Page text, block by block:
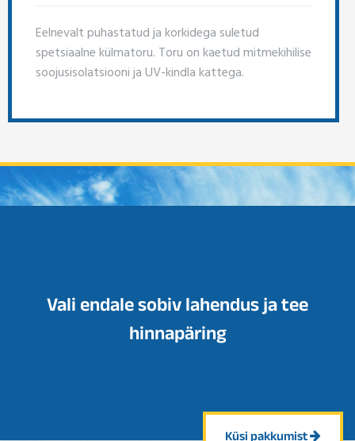
Eelnevalt puhastatud ja korkidega suletud
spetsiaalne külmatoru. Toru on kaetud mitmekihilise
soojusisolatsiooni ja UV-kindla kattega.
Vali endale sobiv lahendus ja tee
hinnapäring